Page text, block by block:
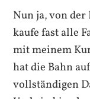
Nun ja, von
kaufe fast alle
mit meinem
hat die Bahn
vollständigen